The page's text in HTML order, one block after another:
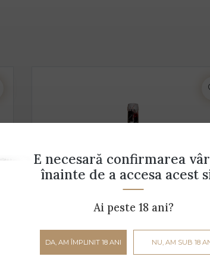
Roșu de Petro Vaselo
E necesară confirmarea
înainte de a accesa acest
Ai peste 18 ani?
DA, AM ÎMPLINIT 18 ANI NU, AM SUB 18